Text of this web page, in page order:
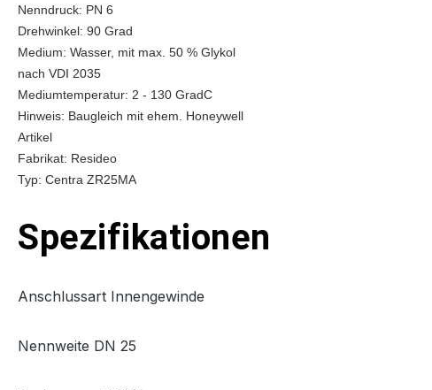
Nenndruck: PN 6
Drehwinkel: 90 Grad
Medium: Wasser, mit max. 50 % Glykol
nach VDI 2035
Mediumtemperatur: 2 - 130 GradC
Hinweis: Baugleich mit ehem. Honeywell
Artikel
Fabrikat: Resideo
Typ: Centra ZR25MA
Spezifikationen
Anschlussart Innengewinde
Nennweite DN 25